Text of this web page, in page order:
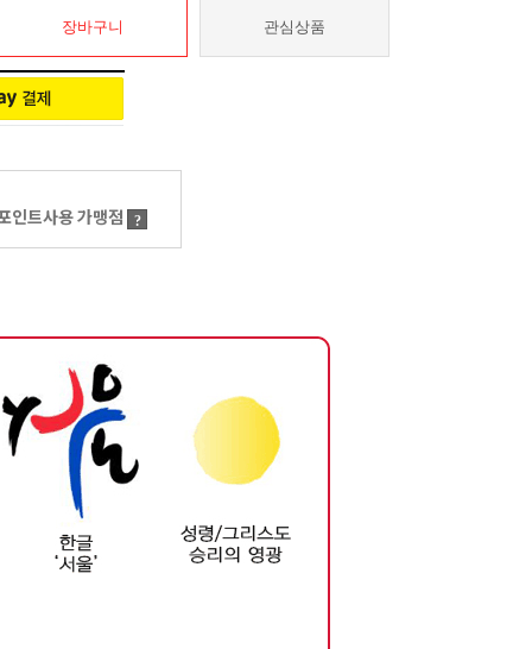
장바구니 관심상품
인트사용 가맹점 ?